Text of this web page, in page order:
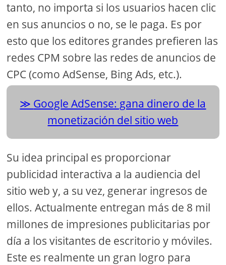
tanto, no importa si los usuarios hacen clic
en sus anuncios o no, se le paga. Es por
esto que los editores grandes prefieren las
redes CPM sobre las redes de anuncios de
CPC (como AdSense, Bing Ads, etc.).
Google AdSense: gana dinero de la
monetización del sitio web
Su idea principal es proporcionar
publicidad interactiva a la audiencia del
sitio web y, a su vez, generar ingresos de
ellos. Actualmente entregan más de 8 mil
millones de impresiones publicitarias por
día a los visitantes de escritorio y móviles.
Este es realmente un gran logro para